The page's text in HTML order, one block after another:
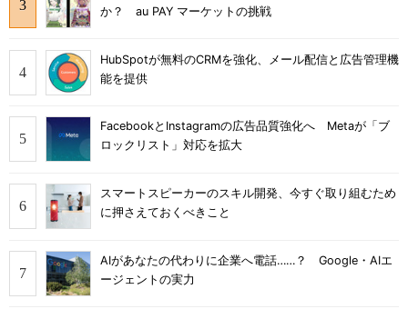
か？ au PAY マーケットの挑戦
HubSpotが無料のCRMを強化、メール配信と広告管理機
能を提供
FacebookとInstagramの広告品質強化へ Metaが「ブ
ロックリスト」対応を拡大
スマートスピーカーのスキル開発、今すぐ取り組むため
に押さえておくべきこと
AIがあなたの代わりに企業へ電話……？ Google・AIエ
ージェントの実力